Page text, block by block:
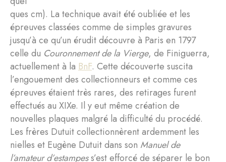
ques cm). La technique avait été oubliée et les
épreuves classées comme de simples gravures
jusqu’à ce qu’un érudit découvre à Paris en 1797
celle du Couronnement de la Vierge, de Finiguerra,
actuellement à la BnF. Cette découverte suscita
l’engouement des collectionneurs et comme ces
épreuves étaient très rares, des retirages furent
effectués au XIXe. Il y eut même création de
nouvelles plaques malgré la difficulté du procédé.
Les frères Dutuit collectionnèrent ardemment les
nielles et Eugène Dutuit dans son Manuel de
l’amateur d’estampess’est efforcé de séparer le bon